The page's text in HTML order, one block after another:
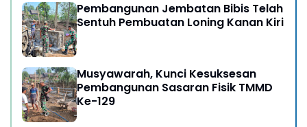
Pembangunan Jembatan Bibis Telah
Sentuh Pembuatan Loning Kanan Kiri
Musyawarah, Kunci Kesuksesan
Pembangunan Sasaran Fisik TMMD
Ke-129